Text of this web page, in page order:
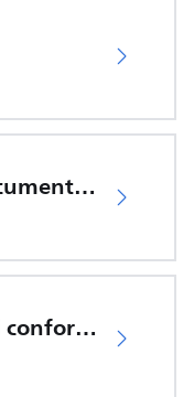
productCare.documents.CER
Dichiarazione di conformità UE